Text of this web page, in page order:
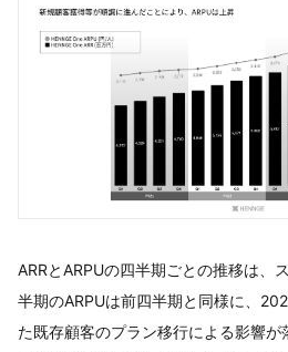
ARRとARPUの四半期ごとの推移は、
半期のARPUは前四半期と同様に、
た既存顧客のプラン移行による影響